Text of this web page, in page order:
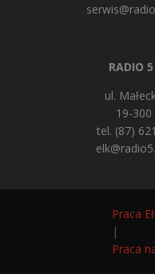
RADIO
ul.
19-300
tel. (87)
Praca
|
Praca